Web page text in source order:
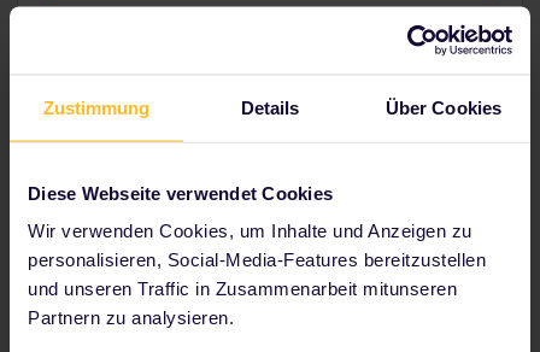
Zustimmung Details Über Cookies
Diese Webseite verwendet Cookies
Wir verwenden Cookies, um Inhalte und Anzeigen zu
personalisieren, Social-Media-Features bereitzustellen
und unseren Traffic in Zusammenarbeit mitunseren
Partnern zu analysieren.
Zu unseren Partnern gehören